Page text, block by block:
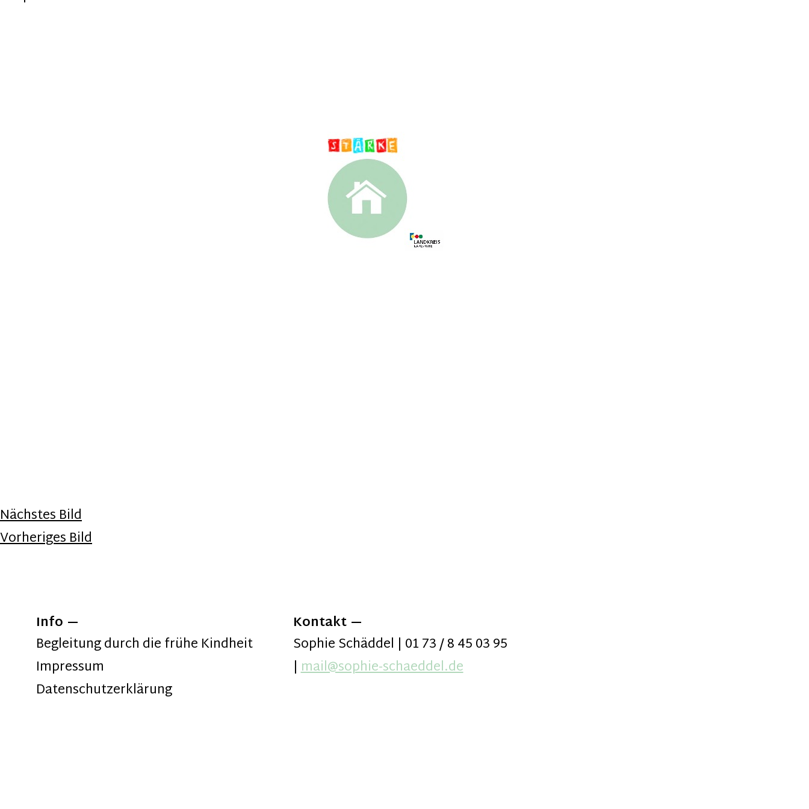
Nächstes Bild
Vorheriges Bild
Info
Begleitung durch die frühe Kindheit
Impressum
Datenschutzerklärung
Kontakt
Sophie Schäddel | 01 73 / 8 45 03 95
|mail@sophie-schaeddel.de